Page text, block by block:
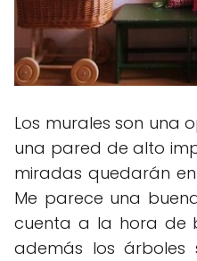
Los murales son una
una pared de alto
miradas quedarán
Me parece una
cuenta a la hora de
además los árboles